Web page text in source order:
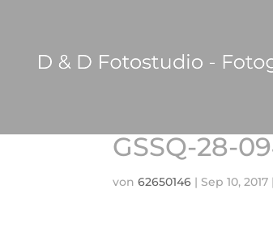
GSSQ-28-
von 62650146 | Sep 10, 2017 |